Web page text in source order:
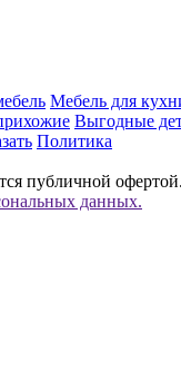
Мебель для
Выгодные
Политика
публичной
данных.